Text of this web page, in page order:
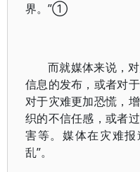
界。”①
而就媒体来说，
信息的发布，或者对
对于灾难更加恐慌，
织的不信任感，或者
害等。媒体在灾难报
乱”。